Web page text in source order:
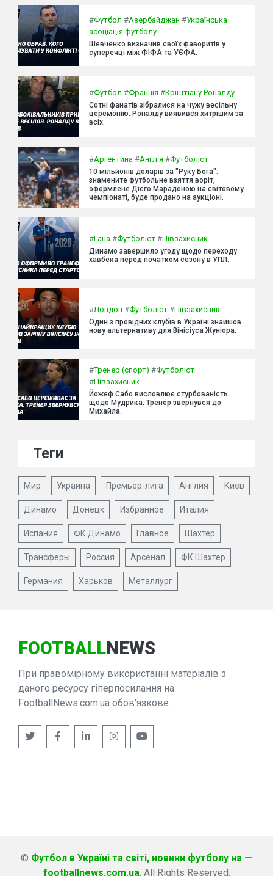
#Футбол #Азербайджан #Українська
асоціація футболу
Шевченко визначив своїх фаворитів у
суперечці між ФІФА та УЄФА.
#Футбол #Франція #Кріштіану Роналду
Сотні фанатів зібралися на чужу весільну
церемонію. Роналду виявився хитрішим за
всіх.
#Аргентина #Англія #Футболіст
10 мільйонів доларів за "Руку Бога":
знамените футбольне взяття воріт,
оформлене Дієго Марадоною на світовому
чемпіонаті, буде продано на аукціоні.
#Гана #Футболіст #Півзахисник
Динамо завершило угоду щодо переходу
хавбека перед початком сезону в УПЛ.
#Лондон #Футболіст #Півзахисник
Один з провідних клубів в Україні знайшов
нову альтернативу для Вінісіуса Жуніора.
#Тренер (спорт) #Футболіст
#Півзахисник
Йожеф Сабо висловлює стурбованість
щодо Мудрика. Тренер звернувся до
Михайла.
Теги
Мир Украина Премьер-лига Англия Киев
Динамо Донецк Избранное Италия
Испания ФК Динамо Главное Шахтер
Трансферы Россия Арсенал ФК Шахтер
Германия Харьков Металлург
FOOTBALLNEWS
При правомірному використанні матеріалів з
даного ресурсу гіперпосилання на
FootballNews.com.ua обов'язкове.
© Футбол в Україні та світі, новини футболу на —
footballnews.com.ua. All Rights Reserved.